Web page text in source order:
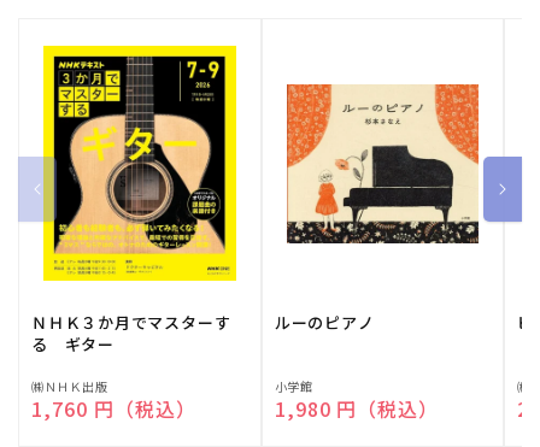
ＮＨＫ３か月でマスターす
る ギター
販
売
㈱ＮＨＫ出版
通常価格
1,760 円（税込）
ルーのピアノ
販
売
小学館
通常価格
1,980 円（税込）
ピ
販
売
㈱